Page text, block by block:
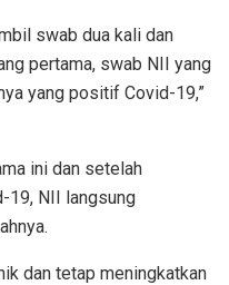
swab dua kali dan
pertama, swab NII yang
yang positif Covid-19,”
ini dan setelah
19, NII langsung
dan tetap meningkatkan